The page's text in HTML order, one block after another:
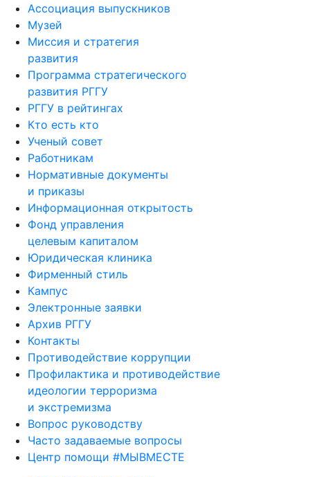
Музей
Миссия и стратегия
развития
Программа стратегического
развития РГГУ
РГГУ в рейтингах
Кто есть кто
Ученый совет
Работникам
Нормативные документы
и приказы
Информационная открытость
Фонд управления
целевым капиталом
Юридическая клиника
Фирменный стиль
Кампус
Электронные заявки
Архив РГГУ
Контакты
Противодействие коррупции
Профилактика и противодействие
идеологии терроризма
и экстремизма
Вопрос руководству
Часто задаваемые вопросы
Центр помощи #МЫВМЕСТЕ
ПОСТУПЛЕНИЕ В РГГУ